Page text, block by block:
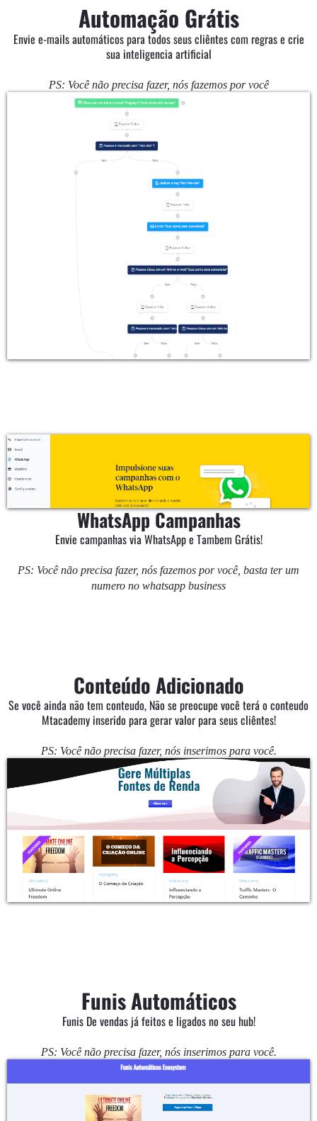
Automação Grátis
Envie e-mails automáticos para todos seus cliêntes com regras e crie
sua inteligencia artificial
PS: Você não precisa fazer, nós fazemos por você
WhatsApp Campanhas
Envie campanhas via WhatsApp e Tambem Grátis!
PS: Você não precisa fazer, nós fazemos por você, basta ter um
numero no whatsapp business
Conteúdo Adicionado
Se você ainda não tem conteudo, Não se preocupe você terá o conteudo
Mtacademy inserido para gerar valor para seus cliêntes!
PS: Você não precisa fazer, nós inserimos para você.
Funis Automáticos
Funis De vendas já feitos e ligados no seu hub!
PS: Você não precisa fazer, nós inserimos para você.